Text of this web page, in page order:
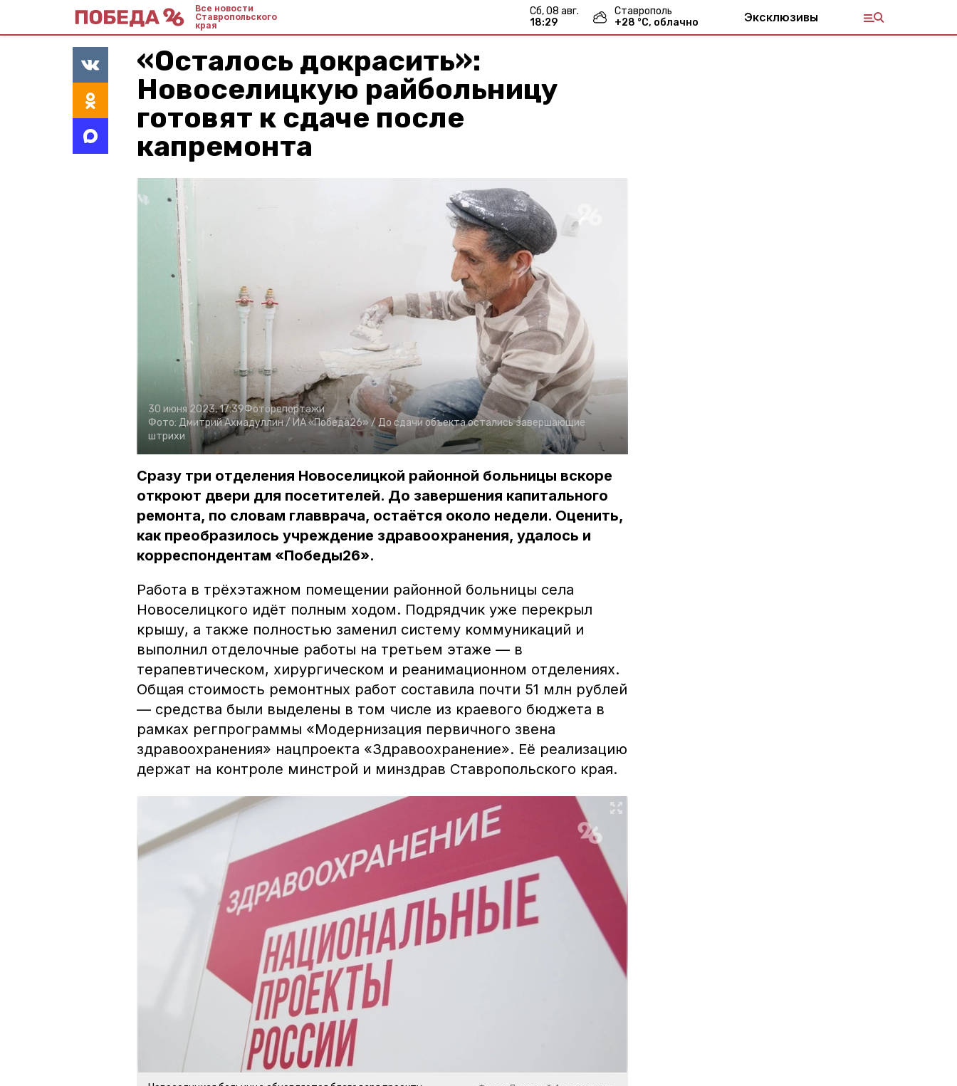
Все новости
Ставропольского
края
сб, 08 авг.
18:29
Ставрополь
+28 °С, облачно Эксклюзивы
«Осталось докрасить»:
Новоселицкую райбольницу
готовят к сдаче после
капремонта
30 июня 2023, 17:39Фоторепортажи
Фото: Дмитрий Ахмадуллин / ИА «Победа26» / До сдачи объекта остались завершающие
штрихи
Сразу три отделения Новоселицкой районной больницы вскоре
откроют двери для посетителей. До завершения капитального
ремонта, по словам главврача, остаётся около недели. Оценить,
как преобразилось учреждение здравоохранения, удалось и
корреспондентам «Победы26».
Работа в трёхэтажном помещении районной больницы села
Новоселицкого идёт полным ходом. Подрядчик уже перекрыл
крышу, а также полностью заменил систему коммуникаций и
выполнил отделочные работы на третьем этаже — в
терапевтическом, хирургическом и реанимационном отделениях.
Общая стоимость ремонтных работ составила почти 51 млн рублей
— средства были выделены в том числе из краевого бюджета в
рамках регпрограммы «Модернизация первичного звена
здравоохранения» нацпроекта «Здравоохранение». Её реализацию
держат на контроле минстрой и минздрав Ставропольского края.